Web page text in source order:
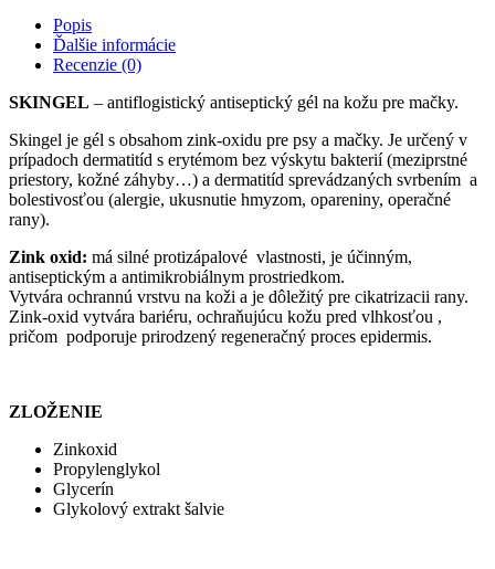
Popis
Ďalšie informácie
Recenzie (0)
SKINGEL – antiflogistický antiseptický gél na kožu pre mačky.
Skingel je gél s obsahom zink-oxidu pre psy a mačky. Je určený v
prípadoch dermatitíd s erytémom bez výskytu bakterií (meziprstné
priestory, kožné záhyby…) a dermatitíd sprevádzaných svrbením a
bolestivosťou (alergie, ukusnutie hmyzom, opareniny, operačné
rany).
Zink oxid: má silné protizápalové vlastnosti, je účinným,
antiseptickým a antimikrobiálnym prostriedkom.
Vytvára ochrannú vrstvu na koži a je dôležitý pre cikatrizacii rany.
Zink-oxid vytvára bariéru, ochraňujúcu kožu pred vlhkosťou ,
pričom podporuje prirodzený regeneračný proces epidermis.
ZLOŽENIE
Zinkoxid
Propylenglykol
Glycerín
Glykolový extrakt šalvie